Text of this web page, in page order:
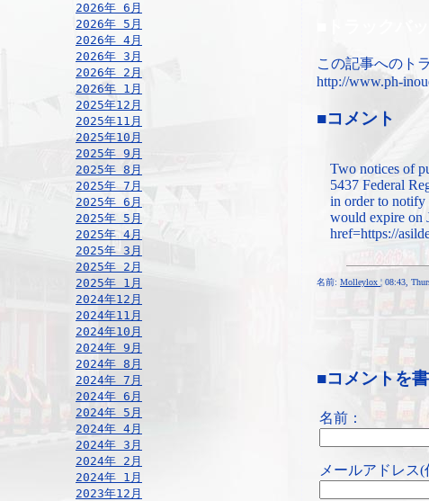
2026年 6月
2026年 5月
2026年 4月
2026年 3月
2026年 2月
2026年 1月
2025年12月
2025年11月
2025年10月
2025年 9月
2025年 8月
2025年 7月
2025年 6月
2025年 5月
2025年 4月
2025年 3月
2025年 2月
2025年 1月
2024年12月
2024年11月
2024年10月
2024年 9月
2024年 8月
2024年 7月
2024年 6月
2024年 5月
2024年 4月
2024年 3月
2024年 2月
2024年 1月
2023年12月
この記事へのト
http://www.ph-
■コメント
Two notices of
5437 Federal
in order to notify
would expire on
href=https://
名前: Molleylox ¦ 08:43,
■コメントを書
名前：
メールアドレス(